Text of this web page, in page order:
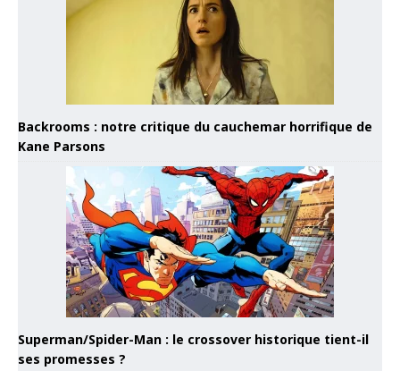
Backrooms : notre critique du cauchemar horrifique de
Kane Parsons
Superman/Spider-Man : le crossover historique tient-il
ses promesses ?